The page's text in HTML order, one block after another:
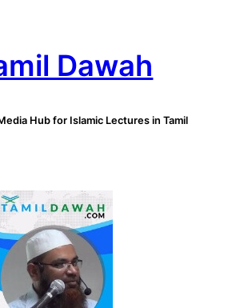
Dawah
Hub for Islamic Lectures in Tamil